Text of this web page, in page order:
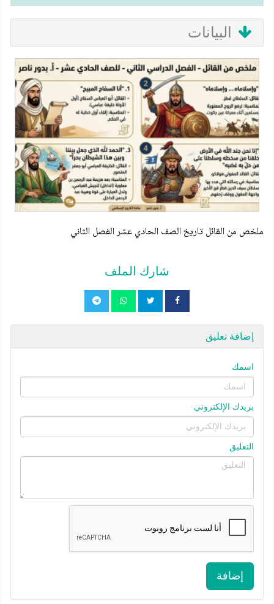
البيانات
ملخص من القائل تاريخ الصف الحادي عشر الفصل الثاني
شارك الملف
إضافة تعليق
اسمك
بريدك الإلكتروني
التعليق
إضافة